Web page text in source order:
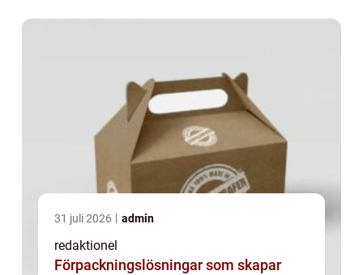
31 juli 2026 admin
redaktionel
Förpackningslösningar som skapar